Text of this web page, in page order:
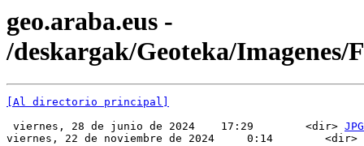
geo.araba.eus -
/deskargak/Geoteka/Imagenes/
[Al directorio principal]
viernes, 28 de junio de 2024    17:29        <dir> JPG
viernes, 22 de noviembre de 2024     0:14        <dir>